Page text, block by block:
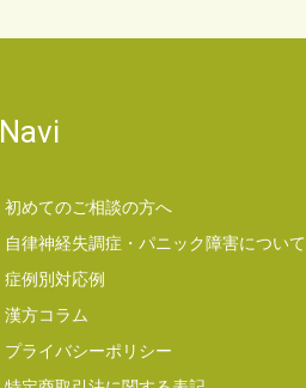
Navi
初めてのご相談の方へ
自律神経失調症・パニック障害について
症例別対応例
漢方コラム
プライバシーポリシー